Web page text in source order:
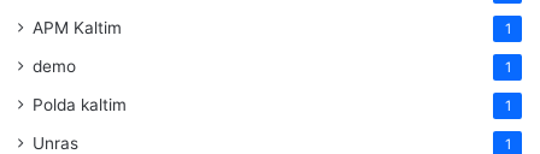
APM Kaltim 1
demo 1
Polda kaltim 1
Unras 1